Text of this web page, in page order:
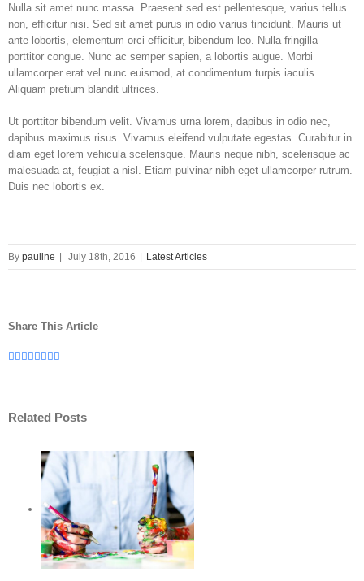
Nulla sit amet nunc massa. Praesent sed est pellentesque, varius tellus
non, efficitur nisi. Sed sit amet purus in odio varius tincidunt. Mauris ut
ante lobortis, elementum orci efficitur, bibendum leo. Nulla fringilla
porttitor congue. Nunc ac semper sapien, a lobortis augue. Morbi
ullamcorper erat vel nunc euismod, at condimentum turpis iaculis.
Aliquam pretium blandit ultrices.
Ut porttitor bibendum velit. Vivamus urna lorem, dapibus in odio nec,
dapibus maximus risus. Vivamus eleifend vulputate egestas. Curabitur in
diam eget lorem vehicula scelerisque. Mauris neque nibh, scelerisque ac
malesuada at, feugiat a nisl. Etiam pulvinar nibh eget ullamcorper rutrum.
Duis nec lobortis ex.
By pauline July 18th, 2016 Latest Articles
Share This Article
Facebook
Twitter
Linkedin
Tumblr
Google+
Pinterest
Vk
Related Posts